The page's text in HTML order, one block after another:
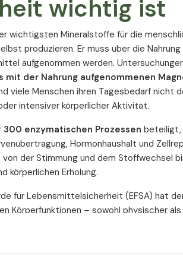
noch überzeugender.
von Vitality
– die
für
15 sorgfältig ausgewählte
. Die Formel gewährleistet, dass sie Ihren
mg elementares Magnesium.Die
wichtig ist
wichtigsten Mineralstoffe für die
produzieren. Er muss über die
aufgenommen werden.
mit der Nahrung aufgenommenen
viele Menschen ihren Tagesbedarf nicht
intensiver körperlicher Aktivität.
300 enzymatischen Prozessen beteiligt,
Hormonhaushalt und
von der Stimmung und dem Stoffwechsel
körperlichen Erholung.
für Lebensmittelsicherheit (EFSA) hat
Körperfunktionen – sowohl physischer